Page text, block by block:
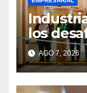
los
AGO 7, 2026